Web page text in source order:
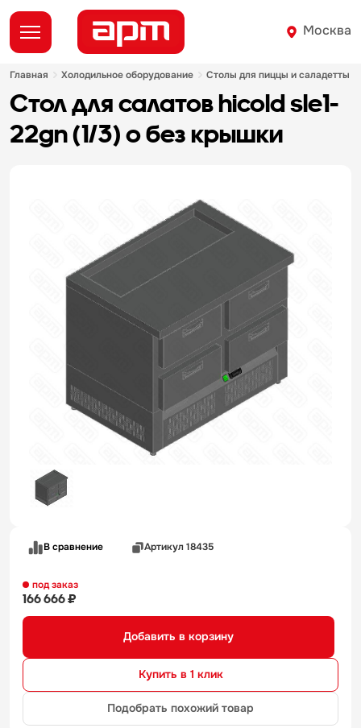
Москва
главная холодильное оборудование столы для пиццы и саладетты
стол для салатов hicold sle1-
22gn (1/3) о без крышки
В сравнение Артикул 18435
под заказ
166 666 ₽
Добавить в корзину
Купить в 1 клик
Подобрать похожий товар